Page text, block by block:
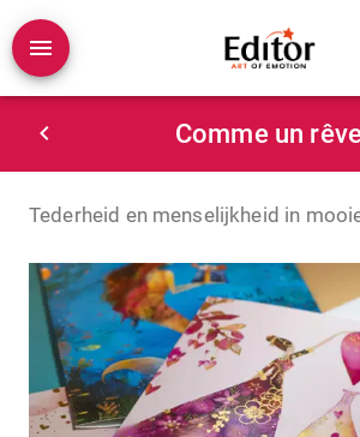
Comme un
Tederheid en menselijkheid in